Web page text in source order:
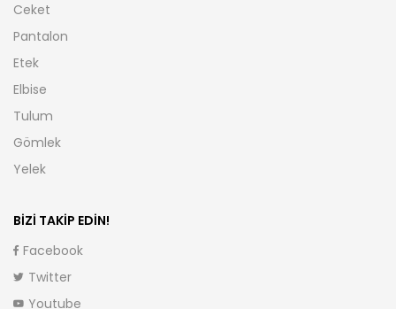
Ceket
Pantalon
Etek
Elbise
Tulum
Gömlek
Yelek
BIZI TAKIP EDIN!
Facebook
Twitter
Youtube